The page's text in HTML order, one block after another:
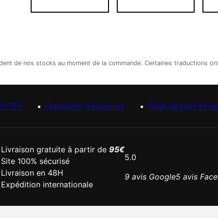
de nos stocks au moment de la commande. Certaines traductions
751 Questions fréquentes Frais de port et
Livraison gratuite à partir de 95€
Site 100% sécurisé
Livraison en 48H
Expédition internationale
5.0
9 avis Google5 avis